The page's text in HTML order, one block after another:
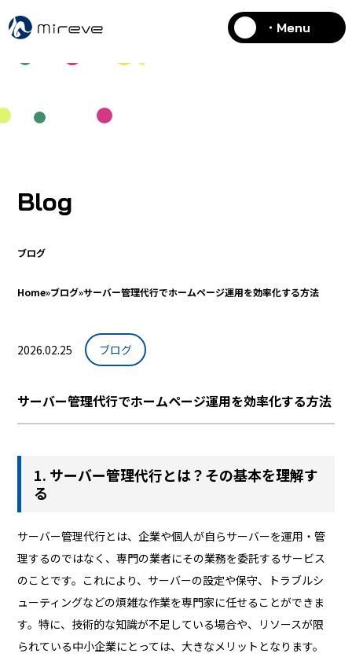
・Menu
Blog
ブログ
Home»ブログ»サーバー管理代行でホームページ運用を効率化する方法
2026.02.25 ブログ
サーバー管理代行でホームページ運用を効率化する方法
1. サーバー管理代行とは？その基本を理解す
る
サーバー管理代行とは、企業や個人が自らサーバーを運用・管
理するのではなく、専門の業者にその業務を委託するサービス
のことです。これにより、サーバーの設定や保守、トラブルシ
ューティングなどの煩雑な作業を専門家に任せることができま
す。特に、技術的な知識が不足している場合や、リソースが限
られている中小企業にとっては、大きなメリットとなります。